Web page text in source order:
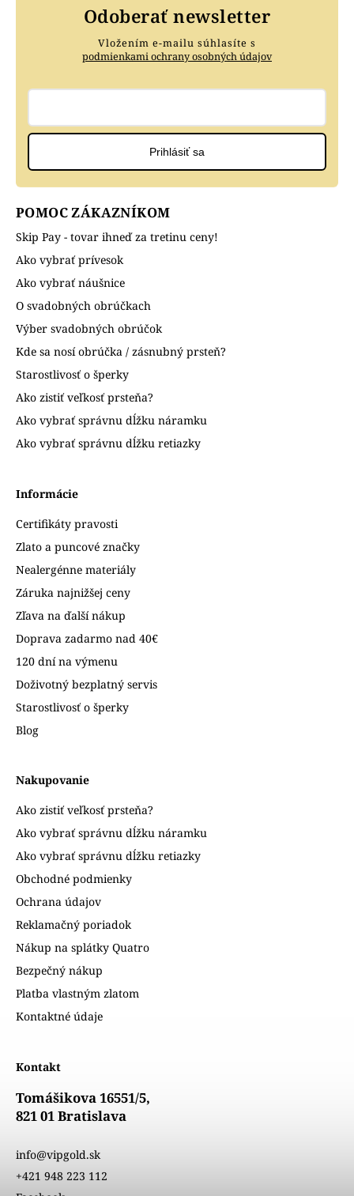
POMOC ZÁKAZNÍKOM
Skip Pay - tovar ihneď za tretinu ceny!
Ako vybrať prívesok
Ako vybrať náušnice
O svadobných obrúčkach
Výber svadobných obrúčok
Kde sa nosí obrúčka / zásnubný prsteň?
Starostlivosť o šperky
Ako zistiť veľkosť prsteňa?
Ako vybrať správnu dĺžku náramku
Ako vybrať správnu dĺžku retiazky
Informácie
Certifikáty pravosti
Zlato a puncové značky
Nealergénne materiály
Záruka najnižšej ceny
Zľava na ďalší nákup
Doprava zadarmo nad 40€
120 dní na výmenu
Doživotný bezplatný servis
Starostlivosť o šperky
Blog
Nakupovanie
Ako zistiť veľkosť prsteňa?
Ako vybrať správnu dĺžku náramku
Ako vybrať správnu dĺžku retiazky
Obchodné podmienky
Ochrana údajov
Reklamačný poriadok
Nákup na splátky Quatro
Bezpečný nákup
Platba vlastným zlatom
Kontaktné údaje
Kontakt
Tomášikova 16551/5,
821 01 Bratislava
info@vipgold.sk
+421 948 223 112
Odoberať newsletter
Vložením e-mailu súhlasíte s
podmienkami ochrany osobných údajov
Prihlásiť sa